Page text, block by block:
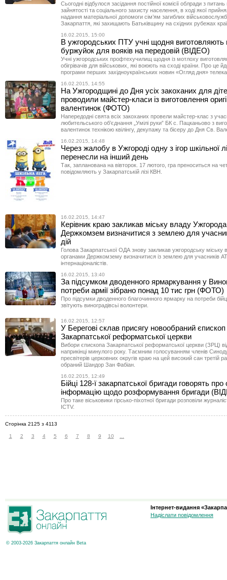
Сьогодні відбулося засідання постійної комісії облради з питань
зайнятості та соціального захисту населення, в ході якої
надання матеріальної допомоги сім’ям загиблих
Закарпаття, які захищають Батьківщину на східних рубежах
16.02.2015, 15:00
В ужгородських ПТУ учні щодня виготовляють
буржуйок для вояків на передовій (ВІДЕО)
Учні ужгородських профтехучилищ щодня із мотлоху
обігрівачів для військових, які воюють на сході країни. Про це
програми перших західноукраїнських новин «Огляд дня»
16.02.2015, 14:55
На Ужгородщині до Дня усіх закоханих для
проводили майстер-класи із виготовлення
валентинок (ФОТО)
Напередодні свята всіх закоханих провели майстер-клас з
любительського об’єднання „Умілі руки” БК с. Пацканьово з
валентинок технікою квілінгу, декупажу та бісеру до Дня Св.
16.02.2015, 14:48
Через жалобу в Ужгороді одну з ігор шкільної
перенесли на інший день
Так, запланована на вівторок. 17 лютого, гра преноситься на
повідомляють у Закарпатській лізі КВН.
16.02.2015, 14:47
Керівник краю закликав міську владу
Держкомзем визначитися з землею для
дій
Голова Закарпатської ОДА знову закликав ужгородську міську
органами Держкомзему визначитися із землею для учасників
інтернаціоналістів.
16.02.2015, 13:40
За підcумком дводенного ярмаркування у
потреби армії зібрано понад 10 тис грн (ФОТО)
Про підсумки дводенного благочинного ярмарку на потреби
звітують виноградівсьі волонтери.
16.02.2015, 12:57
У Берегові склав присягу новообраний єпископ
Закарпатської реформатської церкви
Вибори єпископа Закарпатської реформатської церкви (ЗРЦ)
наприкінці минулого року. Таємним голосуванням членів
пресвітерів церковних округів краю на цей високий сан третій
обраний Шандор Зан Фабіан.
16.02.2015, 12:49
Бійці 128-ї закарпатської бригади говорять
інформацію щодо розформування бригади
Про таке віськовики гірсько-піхотної бригади розповіли
ICTV.
Сторінка 2125 з 4113
1 2 3 4 5 6 7 8 9 10
© 2003-2026 Закарпаття онлайн Beta
Інтернет-видання
Надіслати повідомлення